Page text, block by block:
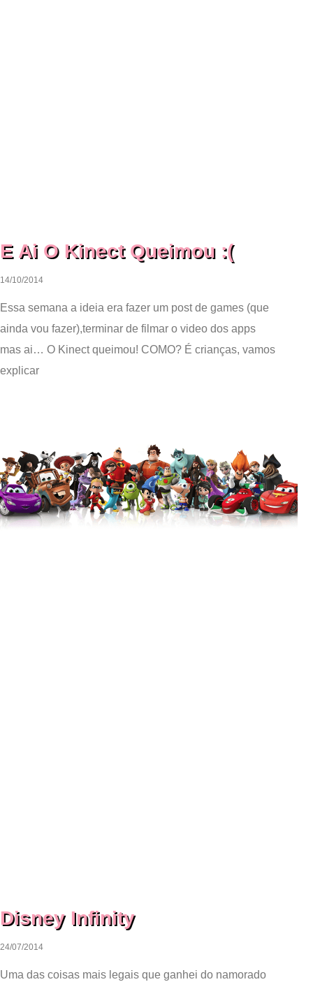
E Ai O Kinect Queimou :(
14/10/2014
Essa semana a ideia era fazer um post de games (que
ainda vou fazer),terminar de filmar o video dos apps
mas ai… O Kinect queimou! COMO? É crianças, vamos
explicar
Disney Infinity
24/07/2014
Uma das coisas mais legais que ganhei do namorado